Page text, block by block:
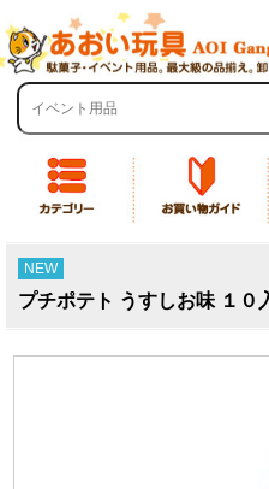
NEW
プチポテト うすしお味 １０